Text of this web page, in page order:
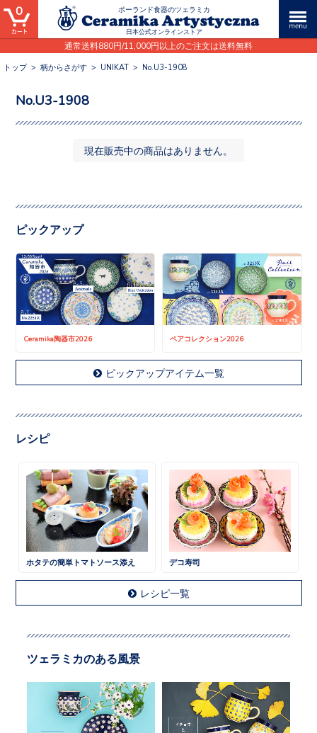
ポーランド食器のツェラミカ
日本公式オンラインストア
通常送料880円/11,000円以上のご注文は送料無料
0
トップ> 柄からさがす > UNIKAT > No.U3-1908
No.U3-1908
現在販売中の商品はありません。
ピックアップ
Ceramika陶器市2026 ペアコレクション2026
ピックアップアイテム一覧
レシピ
ホタテの簡単トマトソース添え デコ寿司
レシピ一覧
ツェラミカのある風景